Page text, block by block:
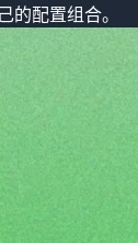
配置组合。